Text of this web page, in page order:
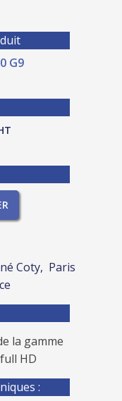
G9
Coty, Paris
la gamme
HD
: